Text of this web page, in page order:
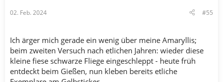
:
02. Feb. 2024 #55
Ich ärger mich gerade ein wenig über meine Amaryllis;
beim zweiten Versuch nach etlichen Jahren: wieder diese
kleine fiese schwarze Fliege eingeschleppt - heute früh
entdeckt beim Gießen, nun kleben bereits etliche